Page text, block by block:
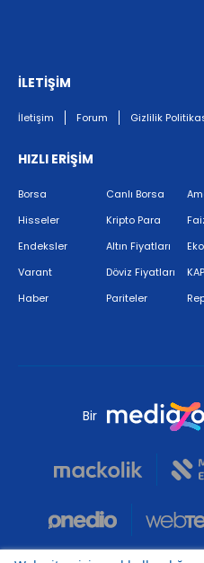
İLETİŞİM
İletişim Forum Gizlilik
HIZLI ERİŞİM
Borsa
Hisseler
Endeksler
Varant
Haber
Canlı Borsa
Kripto Para
Altın Fiyatları
Döviz Fiyatları
Pariteler
Bir